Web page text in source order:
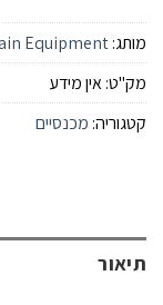
מותג:Equipment
מק"ט:אין מידע
קטגוריה: מכנסיים
תיאור